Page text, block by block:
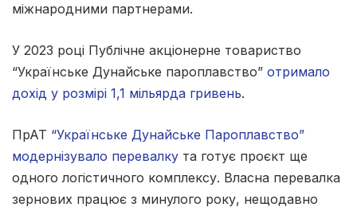
міжнародними партнерами.
У 2023 році Публічне акціонерне товариство
“Українське Дунайське пароплавство” отримало
дохід у розмірі 1,1 мільярда гривень.
ПрАТ “Українське Дунайське Пароплавство”
модернізувало перевалку та готує проєкт ще
одного логістичного комплексу. Власна перевалка
зернових працює з минулого року, нещодавно